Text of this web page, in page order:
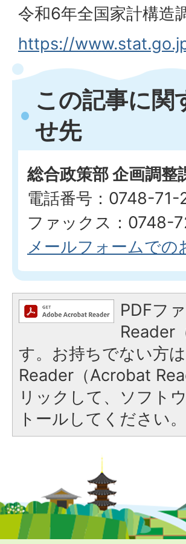
令和6年全国家計構造
https://
この記事に関
せ先
総合政策部 企画調整
電話番号：0748-71-
ファックス：0748-
メールフォームでの
PDFフ
Reader
す。お持ちでない方
Reader（Acrobat
リックして、ソフト
トールしてください。